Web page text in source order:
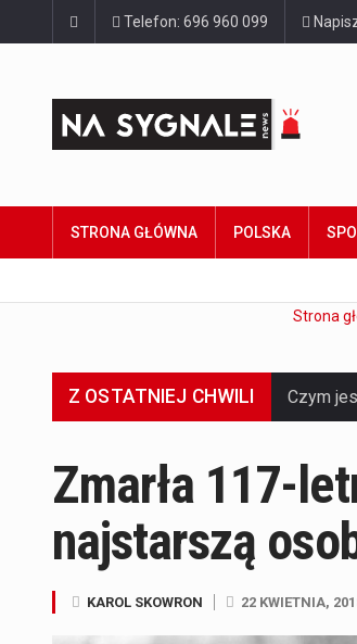
Telefon: 696 960 099
STRONA GŁÓWNA POLSKA
Strona
Z OSTATNIEJ CHWILI
Zmarła 117-
najstarszą
KAROL SKOWRON 22 KWIETNIA,